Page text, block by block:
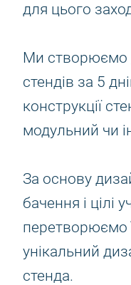
для цього
Ми створюємо
стендів за 5
конструкції
модульний чи
За основу
бачення і цілі
перетворюємо
унікальний
стенда.